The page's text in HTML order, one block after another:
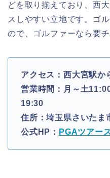
どを取り揃えており、西
スしやすい立地です。ゴ
ので、ゴルファーなら要チ
アクセス：西大宮駅か
営業時間：月～土
19:30
住所：埼玉県さいたま
公式HP： PGAツアー